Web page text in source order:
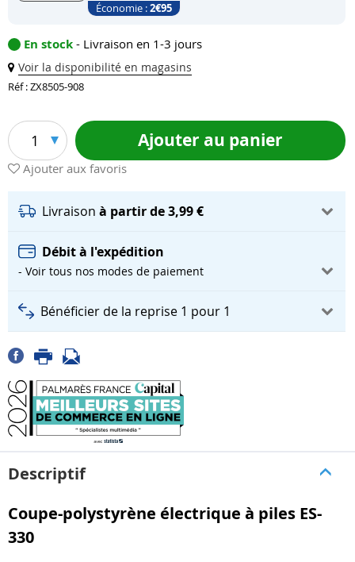
Économie :2€95
En stock - Livraison en 1-3 jours
Voir la disponibilité en magasins
Réf : ZX8505-908
1 Ajouter au panier
Ajouter aux favoris
Livraison à partir de 3,99 €
Débit à l'expédition
- Voir tous nos modes de paiement
Bénéficier de la reprise 1 pour 1
Descriptif
Coupe-polystyrène électrique à piles ES-
330